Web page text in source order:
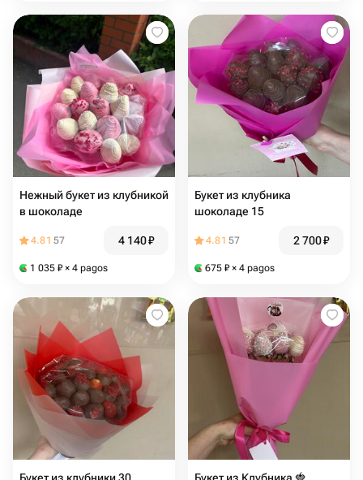
Нежный букет из клубникой
в шоколаде
4.81 57 4 140₽
1 035 ₽ × 4 pagos
Букет из клубника
шоколаде 15
4.81 57 2 700₽
675 ₽ × 4 pagos